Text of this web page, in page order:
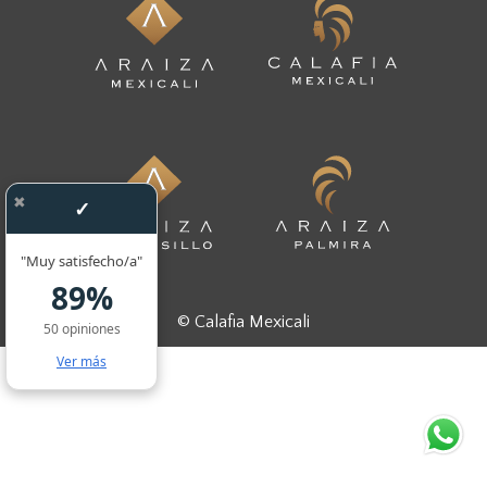
✖ ✓
"Muy satisfecho/a"
89%
50 opiniones
Ver más
© Calafia Mexicali